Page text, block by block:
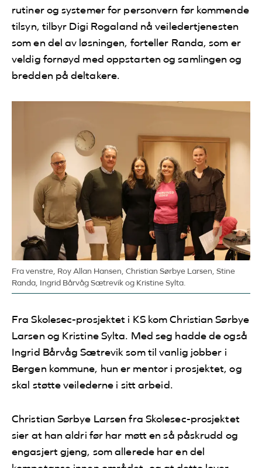
rutiner og systemer for personvern før kommende
tilsyn, tilbyr Digi Rogaland nå veiledertjenesten
som en del av løsningen, forteller Randa, som er
veldig fornøyd med oppstarten og samlingen og
bredden på deltakere.
Fra venstre, Roy Allan Hansen, Christian Sørbye Larsen, Stine
Randa, Ingrid Bårvåg Sætrevik og Kristine Sylta.
Fra Skolesec-prosjektet i KS kom Christian Sørbye
Larsen og Kristine Sylta. Med seg hadde de også
Ingrid Bårvåg Sætrevik som til vanlig jobber i
Bergen kommune, hun er mentor i prosjektet, og
skal støtte veilederne i sitt arbeid.
Christian Sørbye Larsen fra Skolesec-prosjektet
sier at han aldri før har møtt en så påskrudd og
engasjert gjeng, som allerede har en del